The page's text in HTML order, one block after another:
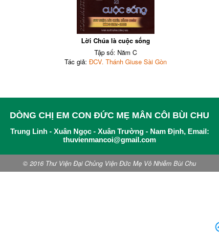
Lời Chúa là cuộc sống
Tập số: Năm C
Tác giả: ĐCV. Thánh Giuse Sài Gòn
DÒNG CHỊ EM CON ĐỨC MẸ MÂN CÔI BÙI CHU
Trung Linh - Xuân Ngọc - Xuân Trường - Nam Định, Email:
thuvienmancoi@gmail.com
© 2016 Thư Viện Đại Chủng Viện Đức Mẹ Vô Nhiễm Bùi Chu